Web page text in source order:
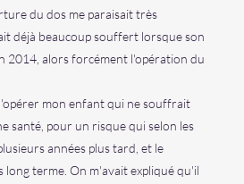
du dos me paraisait très
déjà beaucoup souffert lorsque son
2014, alors forcément l'opération du
mon enfant qui ne souffrait
santé, pour un risque qui selon les
années plus tard, et le
long terme. On m'avait expliqué qu'il